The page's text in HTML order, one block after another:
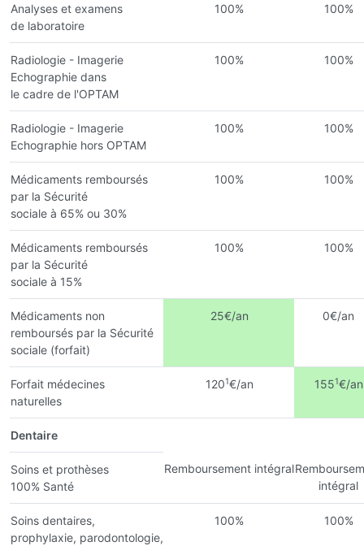
Analyses et examens
de laboratoire
100% 100%
Radiologie - Imagerie
Echographie dans
le cadre de l'OPTAM
100% 100%
Radiologie - Imagerie
Echographie hors OPTAM
100% 100%
Médicaments remboursés
par la Sécurité
sociale à 65% ou 30%
100% 100%
Médicaments remboursés
par la Sécurité
sociale à 15%
100% 100%
Médicaments non
remboursés par la Sécurité
sociale (forfait)
25€/an 0€/an
Forfait médecines
naturelles
1201€/an 1551€/an
Dentaire
Soins et prothèses
100% Santé
Remboursement intégral
intégral
Soins dentaires,
prophylaxie, parodontologie,
100% 100%